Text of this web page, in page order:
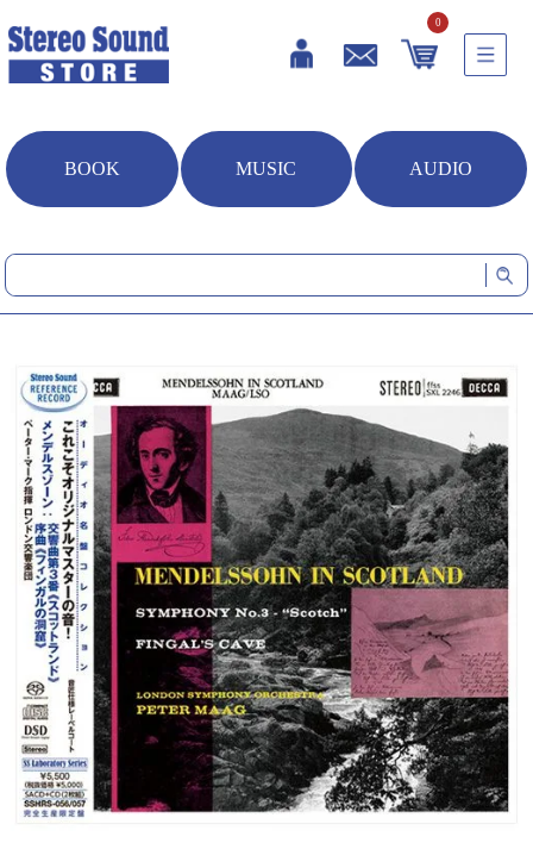
0
BOOK MUSIC AUDIO
メンデルスゾーン：交響曲第3番《スコットランド》、序曲《フィン